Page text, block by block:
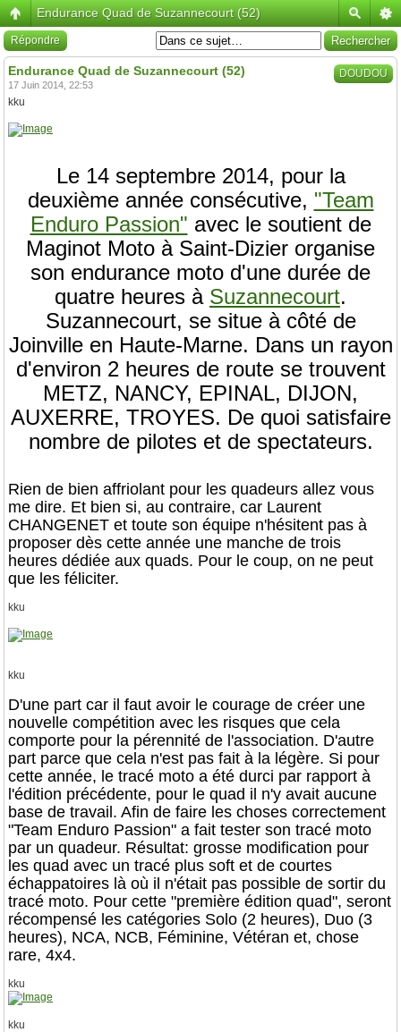
Endurance Quad de Suzannecourt (52)
Répondre
DOUDOU
Endurance Quad de Suzannecourt (52)
17 Juin 2014, 22:53
kku
Le 14 septembre 2014, pour la
deuxième année consécutive, "Team
Enduro Passion" avec le soutient de
Maginot Moto à Saint-Dizier organise
son endurance moto d'une durée de
quatre heures à Suzannecourt.
Suzannecourt, se situe à côté de
Joinville en Haute-Marne. Dans un rayon
d'environ 2 heures de route se trouvent
METZ, NANCY, EPINAL, DIJON,
AUXERRE, TROYES. De quoi satisfaire
nombre de pilotes et de spectateurs.
Rien de bien affriolant pour les quadeurs allez vous
me dire. Et bien si, au contraire, car Laurent
CHANGENET et toute son équipe n'hésitent pas à
proposer dès cette année une manche de trois
heures dédiée aux quads. Pour le coup, on ne peut
que les féliciter.
kku
kku
D'une part car il faut avoir le courage de créer une
nouvelle compétition avec les risques que cela
comporte pour la pérennité de l'association. D'autre
part parce que cela n'est pas fait à la légère. Si pour
cette année, le tracé moto a été durci par rapport à
l'édition précédente, pour le quad il n'y avait aucune
base de travail. Afin de faire les choses correctement
"Team Enduro Passion" a fait tester son tracé moto
par un quadeur. Résultat: grosse modification pour
les quad avec un tracé plus soft et de courtes
échappatoires là où il n'était pas possible de sortir du
tracé moto. Pour cette "première édition quad", seront
récompensé les catégories Solo (2 heures), Duo (3
heures), NCA, NCB, Féminine, Vétéran et, chose
rare, 4x4.
kku
kku